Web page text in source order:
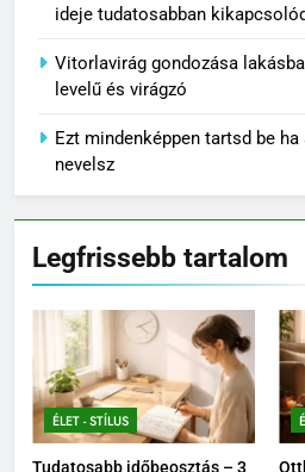
ideje tudatosabban
Vitorlavirág gondozása
levelű és virágzó
Ezt mindenképpen tartsd be
nevelsz
Legfrissebb tartalom
ÉLET - STÍLUS
Tudatosabb időbeosztás – 3